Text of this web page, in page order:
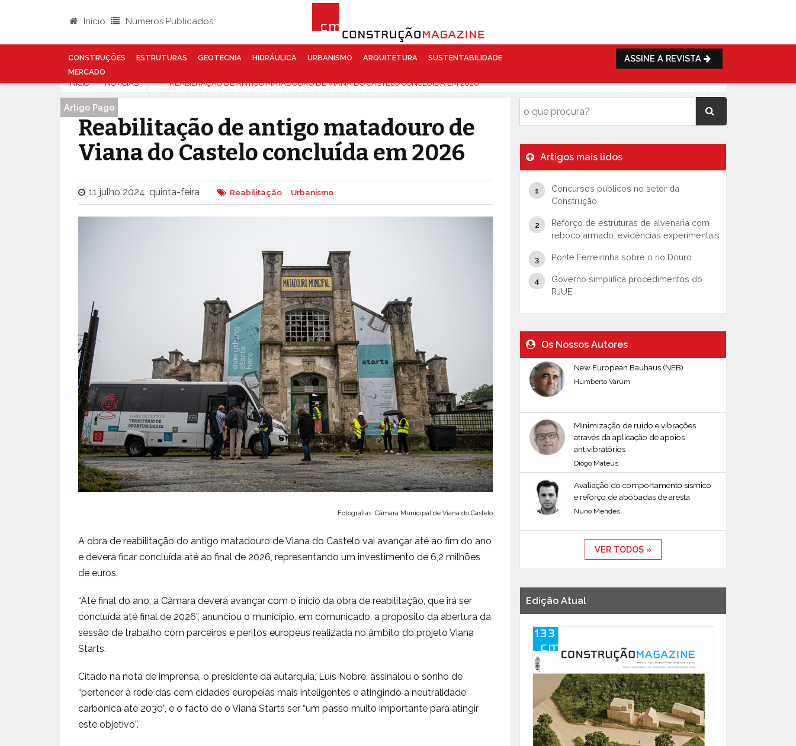
Início Números Publicados
CONSTRUÇÕES ESTRUTURAS GEOTECNIA HIDRÁULICA URBANISMO ARQUITETURA
SUSTENTABILIDADE
MERCADO
ASSINE A REVISTA
INÍCIO NOTÍCIAS REABILITAÇÃO DE ANTIGO MATADOURO DE VIANA DO CASTELO CONCLUÍDA EM 2026
Reabilitação de antigo matadouro de
Viana do Castelo concluída em 2026
Artigo Pago
11 julho 2024, quinta-feira Reabilitação Urbanismo
Fotografias: Câmara Municipal de Viana do Castelo
A obra de reabilitação do antigo matadouro de Viana do Castelo vai avançar até ao fim do ano
e deverá ficar concluída até ao final de 2026, representando um investimento de 6,2 milhões
de euros.
“Até final do ano, a Câmara deverá avançar com o início da obra de reabilitação, que irá ser
concluída até final de 2026”, anunciou o município, em comunicado, a propósito da abertura da
sessão de trabalho com parceiros e peritos europeus realizada no âmbito do projeto Viana
Starts.
Citado na nota de imprensa, o presidente da autarquia, Luís Nobre, assinalou o sonho de
“pertencer à rede das cem cidades europeias mais inteligentes e atingindo a neutralidade
carbónica até 2030”, e o facto de o Viana Starts ser “um passo muito importante para atingir
este objetivo”.
Artigos mais lidos
Concursos públicos no setor da
Construção
Reforço de estruturas de alvenaria com
reboco armado: evidências experimentais
Ponte Ferreirinha sobre o rio Douro
Governo simplifica procedimentos do
RJUE
Os Nossos Autores
New European Bauhaus (NEB)
Humberto Varum
Minimização de ruído e vibrações
através da aplicação de apoios
antivibratórios
Diogo Mateus
Avaliação do comportamento sísmico
e reforço de abóbadas de aresta
Nuno Mendes
VER TODOS »
Edição Atual